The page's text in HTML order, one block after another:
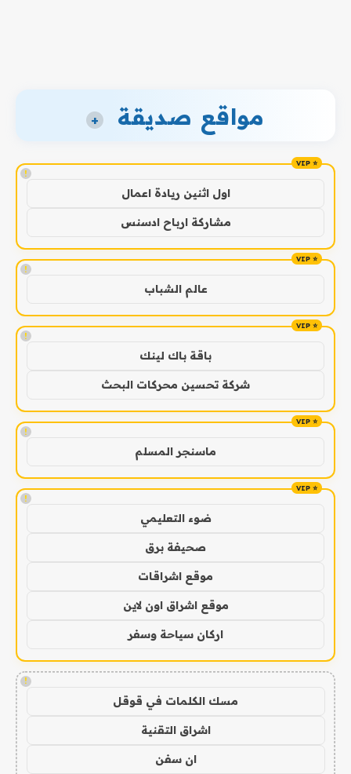
مواقع صديقة +
!
اول اثنين ريادة اعمال
مشاركة ارباح ادسنس
!
عالم الشباب
!
باقة باك لينك
شركة تحسين محركات البحث
!
ماسنجر المسلم
!
ضوء التعليمي
صحيفة برق
موقع اشراقات
موقع اشراق اون لاين
اركان سياحة وسفر
!
مسك الكلمات في قوقل
اشراق التقنية
ان سفن